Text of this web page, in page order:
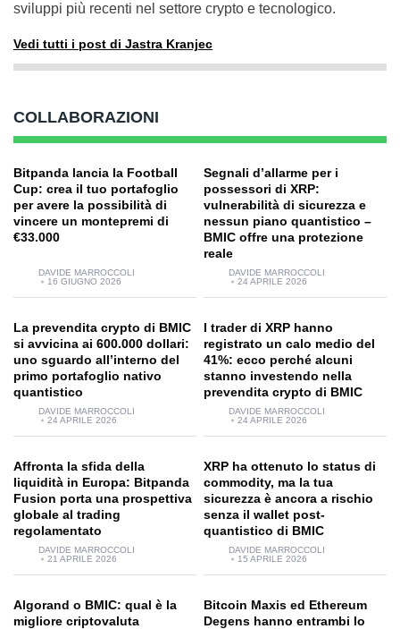
sviluppi più recenti nel settore crypto e tecnologico.
Vedi tutti i post di Jastra Kranjec
COLLABORAZIONI
Bitpanda lancia la Football
Cup: crea il tuo portafoglio
per avere la possibilità di
vincere un montepremi di
€33.000
DAVIDE MARROCCOLI
16 GIUGNO 2026
Segnali d’allarme per i
possessori di XRP:
vulnerabilità di sicurezza e
nessun piano quantistico –
BMIC offre una protezione
reale
DAVIDE MARROCCOLI
24 APRILE 2026
La prevendita crypto di BMIC
si avvicina ai 600.000 dollari:
uno sguardo all’interno del
primo portafoglio nativo
quantistico
DAVIDE MARROCCOLI
24 APRILE 2026
I trader di XRP hanno
registrato un calo medio del
41%: ecco perché alcuni
stanno investendo nella
prevendita crypto di BMIC
DAVIDE MARROCCOLI
24 APRILE 2026
Affronta la sfida della
liquidità in Europa: Bitpanda
Fusion porta una prospettiva
globale al trading
regolamentato
DAVIDE MARROCCOLI
21 APRILE 2026
XRP ha ottenuto lo status di
commodity, ma la tua
sicurezza è ancora a rischio
senza il wallet post-
quantistico di BMIC
DAVIDE MARROCCOLI
15 APRILE 2026
Algorand o BMIC: qual è la
migliore criptovaluta
Bitcoin Maxis ed Ethereum
Degens hanno entrambi lo